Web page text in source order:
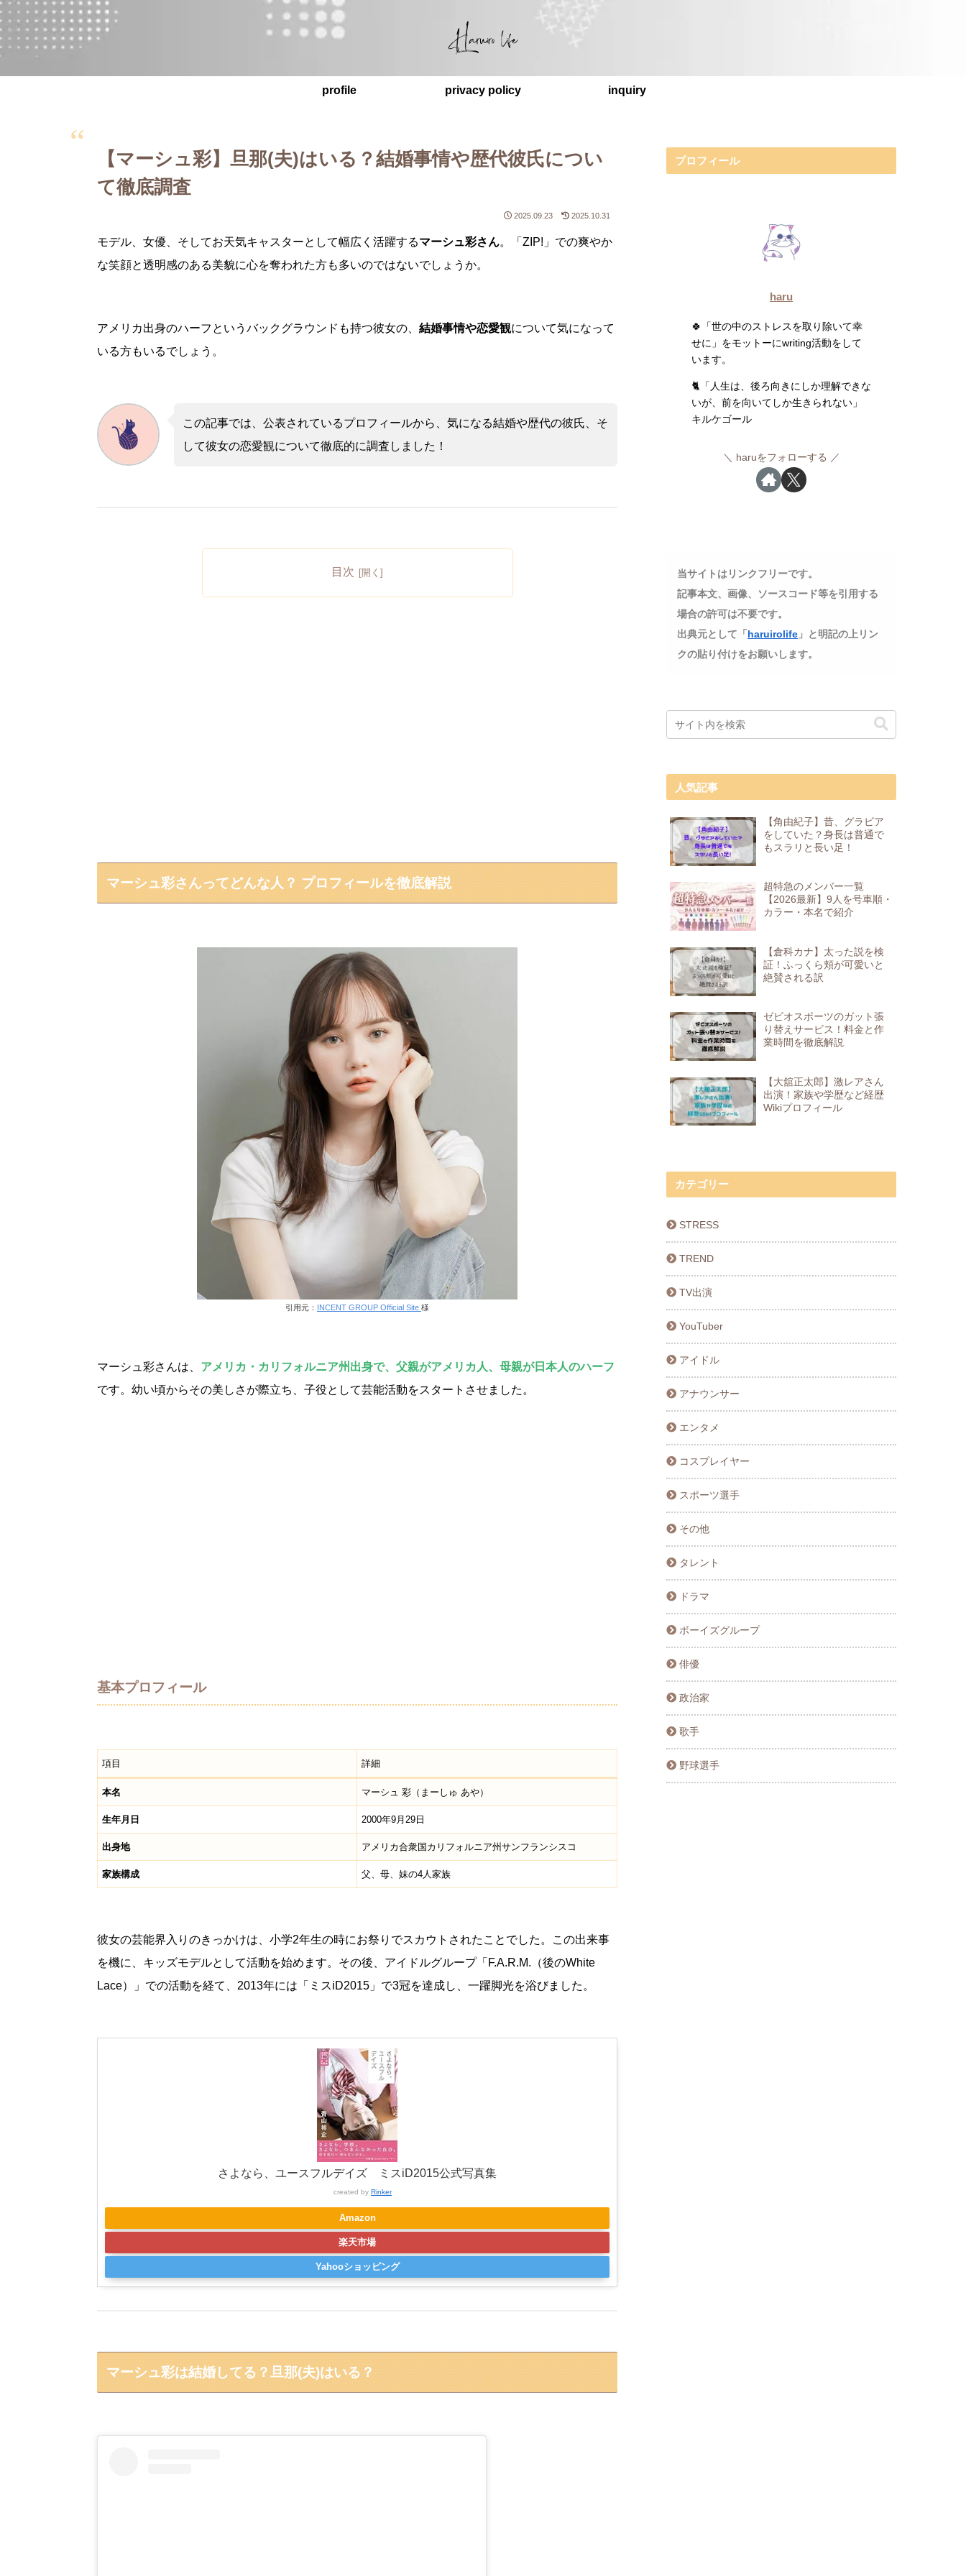
profile privacy policy inquiry
【マーシュ彩】旦那(夫)はいる？結婚事情や歴代彼氏につい
て徹底調査
2025.09.23 2025.10.31
モデル、女優、そしてお天気キャスターとして幅広く活躍するマーシュ彩さん。「ZIP!」での爽やか
な笑顔と透明感のある美貌に心を奪われた方も多いのではないでしょうか。
アメリカ出身のハーフというバックグラウンドも持つ彼女の、 結婚事情や恋愛観について気になって
いる方もいるでしょう。
この記事では、公表されているプロフィールから、気になる結婚や歴代の彼氏、そ
して彼女の恋愛観について徹底的に調査しました！
目次
マーシュ彩さんってどんな人？ プロフィールを徹底解説
引用元： INCENT GROUP Official Site 様
マーシュ彩さんは、 アメリカ・カリフォルニア州出身で、父親がアメリカ人、母親が日本人のハーフ
です。幼い頃からその美しさが際立ち、子役として芸能活動をスタートさせました。
基本プロフィール
項目 詳細
本名 マーシュ 彩（まーしゅ あや）
生年月日 2000年9月29日
出身地 アメリカ合衆国カリフォルニア州サンフランシスコ
家族構成 父、母、妹の4人家族
彼女の芸能界入りのきっかけは、小学2年生の時にお祭りでスカウトされたことでした。この出来事
を機に、キッズモデルとして活動を始めます。その後、アイドルグループ「F.A.R.M.（後のWhite
Lace）」での活動を経て、2013年には「ミスiD2015」で3冠を達成し、一躍脚光を浴びました。
さよなら、ユースフルデイズ ミスiD2015公式写真集
created by Rinker
Amazon
楽天市場
Yahooショッピング
マーシュ彩は結婚してる？旦那(夫)はいる？
プロフィール
haru
🍀「世の中のストレスを取り除いて幸
せに」をモットーにwriting活動をして
います。
🐈「人生は、後ろ向きにしか理解できな
いが、前を向いてしか生きられない」
キルケゴール
haruをフォローする
当サイトはリンクフリーです。
記事本文、画像、ソースコード等を引用する
場合の許可は不要です。
出典元として「 haruirolife 」と明記の上リン
クの貼り付けをお願いします。
人気記事
【角由紀子】昔、グラビア
をしていた？身長は普通で
もスラリと長い足！
超特急のメンバー一覧
【2026最新】9人を号車順・
カラー・本名で紹介
【倉科カナ】太った説を検
証！ふっくら頬が可愛いと
絶賛される訳
ゼビオスポーツのガット張
り替えサービス！料金と作
業時間を徹底解説
【大舘正太郎】激レアさん
出演！家族や学歴など経歴
Wikiプロフィール
カテゴリー
STRESS
TREND
TV出演
YouTuber
アイドル
アナウンサー
エンタメ
コスプレイヤー
スポーツ選手
その他
タレント
ドラマ
ボーイズグループ
俳優
政治家
歌手
野球選手